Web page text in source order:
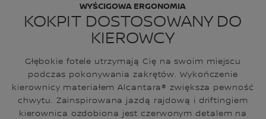
KOKPIT DOSTOSOWANY DO
KIEROWCY
WYŚCIGOWA ERGONOMIA
Głębokie fotele utrzymają Cię na swoim miejscu
podczas pokonywania zakrętów. Wykończenie
kierownicy materiałem Alcantara® zwiększa pewność
chwytu. Zainspirowana jazdą rajdową i driftingiem
kierownica ozdobiona jest czerwonym detalem na